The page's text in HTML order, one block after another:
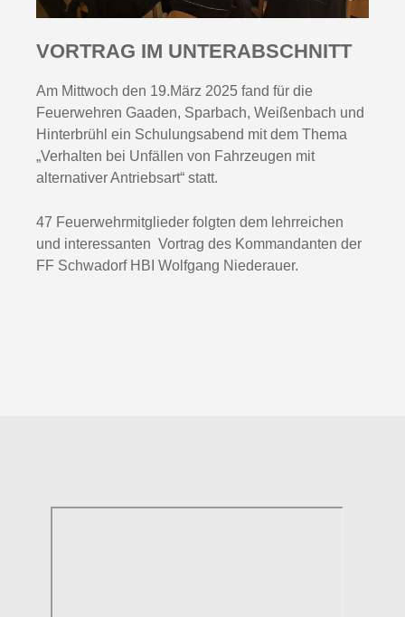
VORTRAG IM UNTERABSCHNITT
Am Mittwoch den 19.März 2025 fand für die
Feuerwehren Gaaden, Sparbach, Weißenbach und
Hinterbrühl ein Schulungsabend mit dem Thema
„Verhalten bei Unfällen von Fahrzeugen mit
alternativer Antriebsart“ statt.
47 Feuerwehrmitglieder folgten dem lehrreichen
und interessanten Vortrag des Kommandanten der
FF Schwadorf HBI Wolfgang Niederauer.